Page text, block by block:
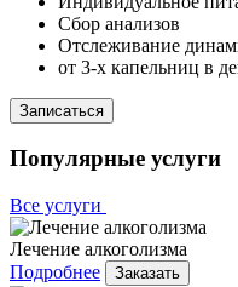
Сбор анализов
Отслеживание
от 3-х капельниц в
Записаться
Популярные услуги
Все услуги
Лечение алкоголизма
Подробнее
Заказать